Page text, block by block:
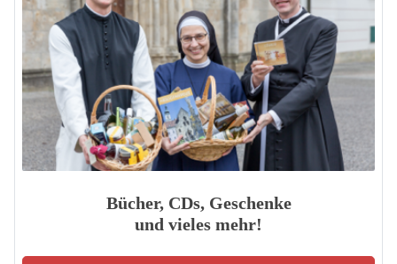
Bücher, CDs, Geschenke
und vieles mehr!